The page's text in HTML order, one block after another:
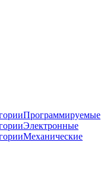
Программируемые
Электронные
Механические